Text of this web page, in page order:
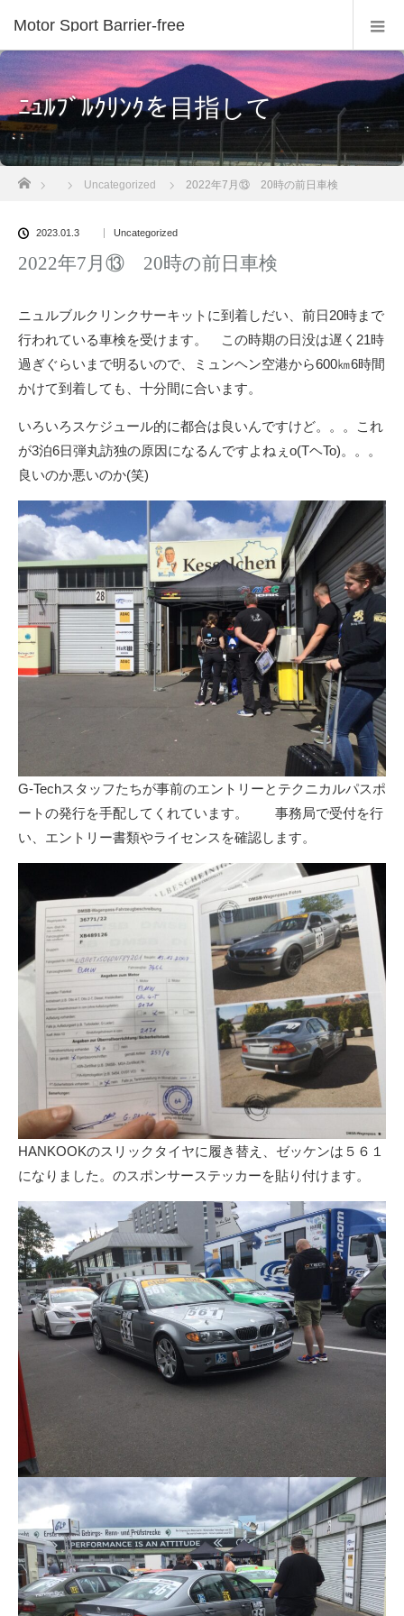
Motor Sport Barrier-free
ﾆｭﾙﾌﾞﾙｸﾘﾝｸを目指して
Uncategorized 2022年7月⑬ 20時の前日車検
2023.01.3 Uncategorized
2022年7月⑬ 20時の前日車検
ニュルブルクリンクサーキットに到着しだい、前日20時まで
行われている車検を受けます。 この時期の日没は遅く21時
過ぎぐらいまで明るいので、ミュンヘン空港から600㎞6時間
かけて到着しても、十分間に合います。
いろいろスケジュール的に都合は良いんですけど。。。これ
が3泊6日弾丸訪独の原因になるんですよねぇo(TヘTo)。。。
良いのか悪いのか(笑)
G-Techスタッフたちが事前のエントリーとテクニカルパスポ
ートの発行を手配してくれています。 事務局で受付を行
い、エントリー書類やライセンスを確認します。
HANKOOKのスリックタイヤに履き替え、ゼッケンは５６１
になりました。のスポンサーステッカーを貼り付けます。